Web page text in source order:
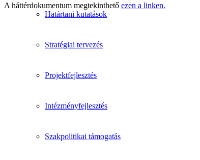
Határtani kutatások
Stratégiai tervezés
Projektfejlesztés
Intézményfejlesztés
Szakpolitikai támogatás
A háttérdokumentum megtekinthető ezen a linken.